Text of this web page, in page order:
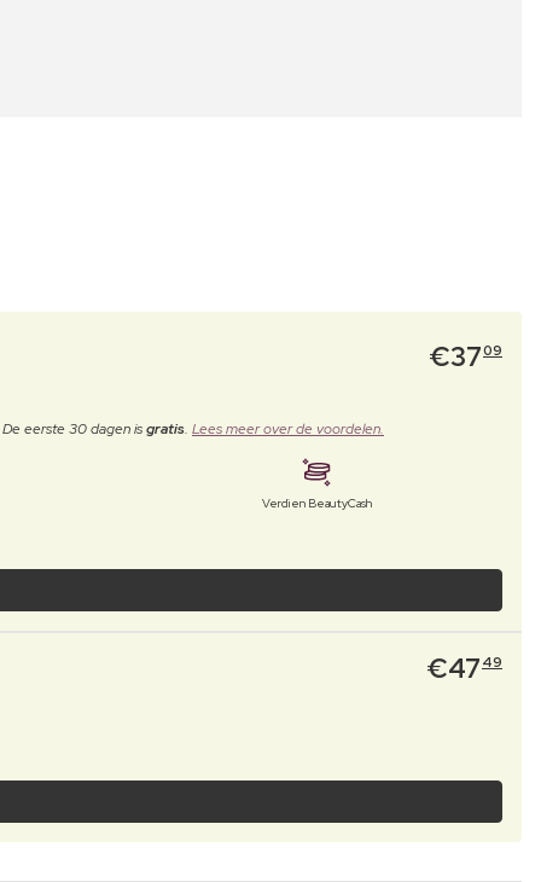
€3709
De eerste 30 dagen isgratis. Lees meer over de voordelen.
Verdien BeautyCash
€47 49